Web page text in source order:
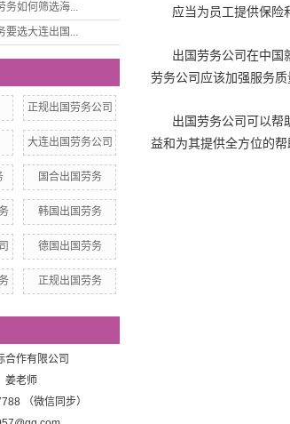
务如何筛选海...
要选大连出国...
正规出国劳务公司
大连出国劳务公司
国合出国劳务
韩国出国劳务
德国出国劳务
正规出国劳务
合作有限公司
姜老师
（微信同步）
应当为员工提供保险
出国劳务公司在中国
劳务公司应该加强服务
出国劳务公司可以帮
益和为其提供全方位的